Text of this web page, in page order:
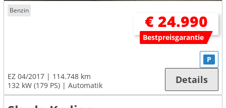
Benzin
€ 24.990
Bestpreisgarantie
EZ 04/2017
114.748 km
132 kW (179 PS)
Automatik
P
Details